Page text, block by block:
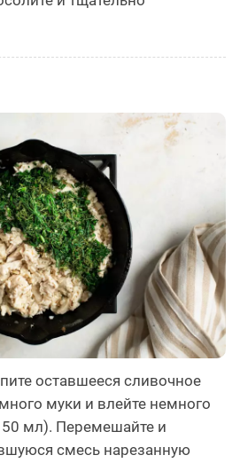
оставшееся сливочное
муки и влейте немного
мл). Перемешайте и
смесь нарезанную